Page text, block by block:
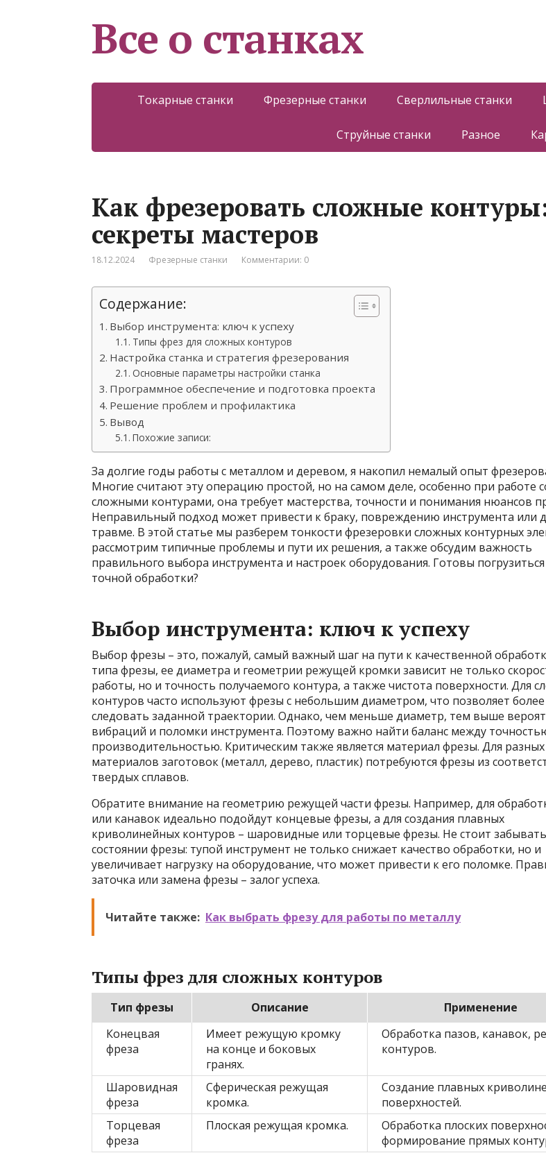
Все о станках
Токарные станки Фрезерные станки Сверлильные станки
Струйные станки Разное
Как фрезеровать сложные
секреты мастеров
18.12.2024 Фрезерные станки Комментарии: 0
Содержание:
Выбор инструмента: ключ к успеху
Типы фрез для сложных контуров
Настройка станка и стратегия фрезерования
Основные параметры настройки станка
Программное обеспечение и подготовка проекта
Решение проблем и профилактика
Вывод
Похожие записи:
За долгие годы работы с металлом и деревом, я накопил немалый опыт
Многие считают эту операцию простой, но на самом деле, особенно при работе
сложными контурами, она требует мастерства, точности и понимания нюансов
Неправильный подход может привести к браку, повреждению инструмента или
травме. В этой статье мы разберем тонкости фрезеровки сложных контурных
рассмотрим типичные проблемы и пути их решения, а также обсудим важность
правильного выбора инструмента и настроек оборудования. Готовы
точной обработки?
Выбор инструмента: ключ к успеху
Выбор фрезы – это, пожалуй, самый важный шаг на пути к качественной
типа фрезы, ее диаметра и геометрии режущей кромки зависит не только
работы, но и точность получаемого контура, а также чистота поверхности. Для
контуров часто используют фрезы с небольшим диаметром, что позволяет
следовать заданной траектории. Однако, чем меньше диаметр, тем выше
вибраций и поломки инструмента. Поэтому важно найти баланс между
производительностью. Критическим также является материал фрезы. Для разных
материалов заготовок (металл, дерево, пластик) потребуются фрезы из
твердых сплавов.
Обратите внимание на геометрию режущей части фрезы. Например, для
или канавок идеально подойдут концевые фрезы, а для создания плавных
криволинейных контуров – шаровидные или торцевые фрезы. Не стоит
состоянии фрезы: тупой инструмент не только снижает качество обработки, но и
увеличивает нагрузку на оборудование, что может привести к его поломке.
заточка или замена фрезы – залог успеха.
Читайте также: Как выбрать фрезу для работы по металлу
Типы фрез для сложных контуров
Тип фрезы Описание
Применение
Конецвая
фреза
Имеет режущую кромку
на конце и боковых
гранях.
Обработка пазов, канавок,
контуров.
Шаровидная
фреза
Сферическая режущая
кромка.
Создание плавных
поверхностей.
Торцевая
фреза
Плоская режущая кромка.
Обработка плоских
формирование прямых